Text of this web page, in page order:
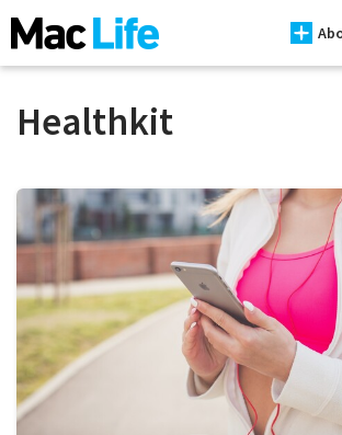
iPhone
iPad
Tests
Tipps
Healthkit